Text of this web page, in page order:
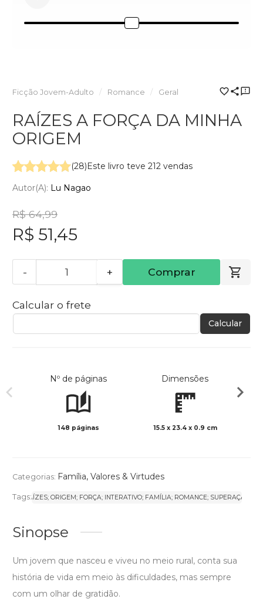
Ficção Jovem-Adulto Romance Geral
RAÍZES A FORÇA DA MINHA
ORIGEM
(28)Este livro teve 212 vendas
Autor(a): Lu Nagao
R$ 64,99
R$ 51,45
- + Comprar
Calcular o frete
Calcular
Nº de páginas
148 páginas
Dimensões
15.5 x 23.4 x 0.9 cm
Categorias: Família, Valores & Virtudes
Tags:RAÍZES; ORIGEM; FORÇA; INTERATIVO; FAMÍLIA; ROMANCE; SUPERAÇÃO
Sinopse
Um jovem que nasceu e viveu no meio rural, conta sua
história de vida em meio às dificuldades, mas sempre
com um olhar de gratidão.